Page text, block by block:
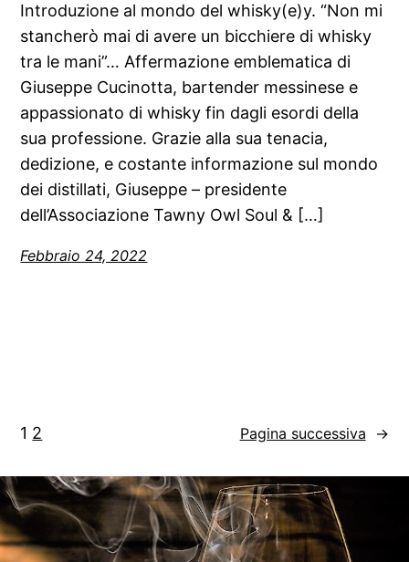
Introduzione al mondo del whisky(e)y. “Non mi
stancherò mai di avere un bicchiere di whisky
tra le mani”… Affermazione emblematica di
Giuseppe Cucinotta, bartender messinese e
appassionato di whisky fin dagli esordi della
sua professione. Grazie alla sua tenacia,
dedizione, e costante informazione sul mondo
dei distillati, Giuseppe – presidente
dell’Associazione Tawny Owl Soul & […]
Febbraio 24, 2022
1 2 Pagina successiva →